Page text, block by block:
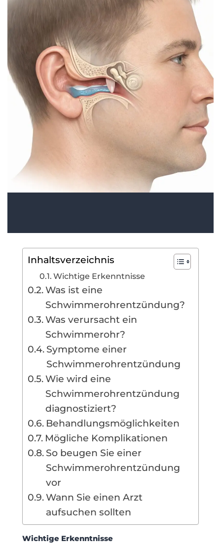
Inhaltsverzeichnis
Wichtige Erkenntnisse
Was ist eine
Schwimmerohrentzündung?
Was verursacht ein
Schwimmerohr?
Symptome einer
Schwimmerohrentzündung
Wie wird eine
Schwimmerohrentzündung
diagnostiziert?
Behandlungsmöglichkeiten
Mögliche Komplikationen
So beugen Sie einer
Schwimmerohrentzündung
vor
Wann Sie einen Arzt
aufsuchen sollten
Wichtige Erkenntnisse